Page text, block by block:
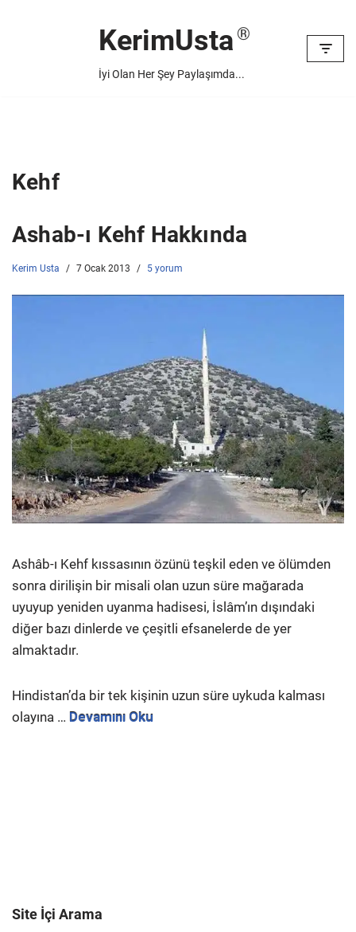
KerimUsta
İyi Olan Her Şey Paylaşımda...
Kehf
Ashab-ı Kehf Hakkında
Kerim Usta 7 Ocak 2013 5 yorum
Ashâb-ı Kehf kıssasının özünü teşkil eden ve ölümden
sonra dirilişin bir misali olan uzun süre mağarada
uyuyup yeniden uyanma hadisesi, İslâm’ın dışındaki
diğer bazı dinlerde ve çeşitli efsanelerde de yer
almaktadır.
Hindistan’da bir tek kişinin uzun süre uykuda kalması
olayına … Devamını Oku
Site İçi Arama